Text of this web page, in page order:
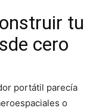
tu
cero
portátil parecía
o